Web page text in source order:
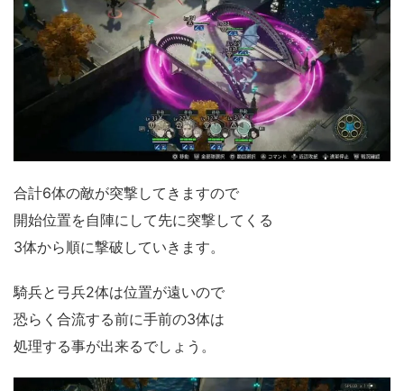
合計6体の敵が突撃してきますので
開始位置を自陣にして先に突撃してくる
3体から順に撃破していきます。
騎兵と弓兵2体は位置が遠いので
恐らく合流する前に手前の3体は
処理する事が出来るでしょう。